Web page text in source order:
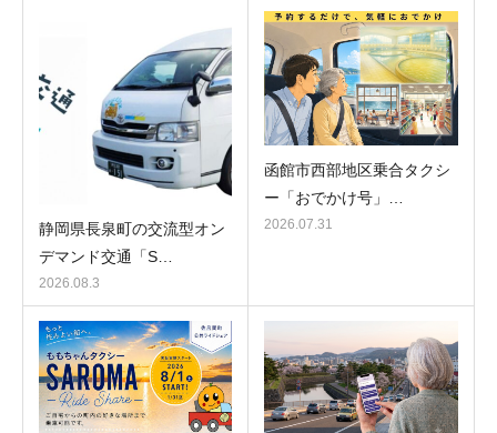
静岡県長泉町の交流型オン
デマンド交通「S…
2026.08.3
函館市西部地区乗合タクシ
ー「おでかけ号」…
2026.07.31